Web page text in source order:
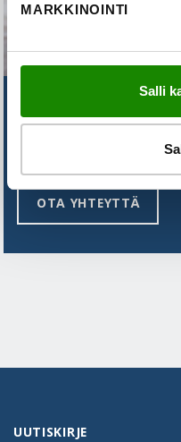
MARKKINOINTI
Salli
ETKÖ LÖYDÄ
OTA YHTEYTTÄ
UUTISKIRJE